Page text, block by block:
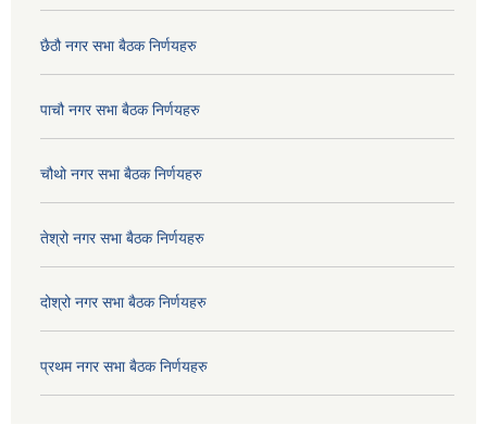
छैठौ नगर सभा बैठक निर्णयहरु
पाचौ नगर सभा बैठक निर्णयहरु
चौथो नगर सभा बैठक निर्णयहरु
तेश्रो नगर सभा बैठक निर्णयहरु
दोश्रो नगर सभा बैठक निर्णयहरु
प्रथम नगर सभा बैठक निर्णयहरु